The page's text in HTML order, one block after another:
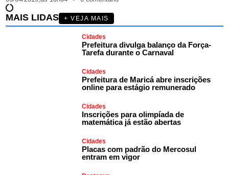
MAIS LIDAS + VEJA MAIS
Cidades
Prefeitura divulga balanço da Força-
Tarefa durante o Carnaval
Cidades
Prefeitura de Maricá abre inscrições
online para estágio remunerado
Cidades
Inscrições para olimpíada de
matemática já estão abertas
Cidades
Placas com padrão do Mercosul
entram em vigor